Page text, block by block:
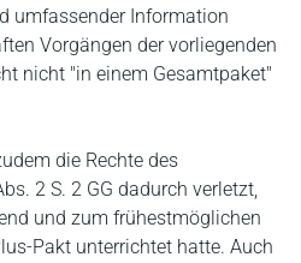
umfassender Information
Vorgängen der vorliegenden
nicht "in einem Gesamtpaket"
die Rechte des
2 S. 2 GG dadurch verletzt,
und zum frühestmöglichen
Pakt unterrichtet hatte. Auch